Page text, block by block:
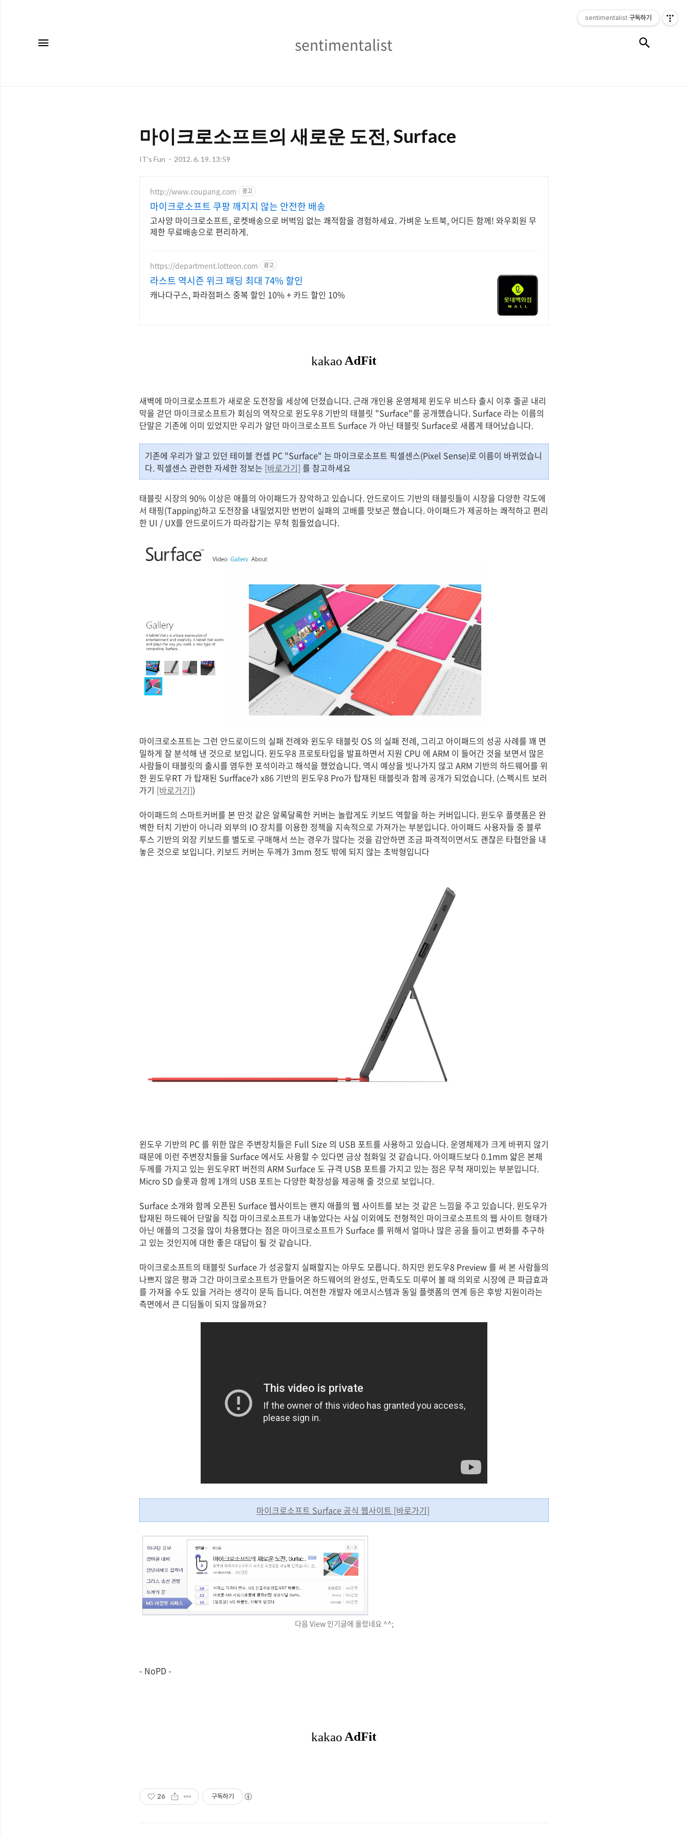
sentimentalist
마이크로소프트의 새로운 도전, Surface
IT's Fun 2012. 6. 19. 13:59
http://www.coupang.com 광고
마이크로소프트 쿠팡 깨지지 않는 안전한 배송
고사양 마이크로소프트, 로켓배송으로 버벅임 없는 쾌적함을 경험하세요. 가벼운 노트북, 어디든 함께! 와우회원 무
제한 무료배송으로 편리하게.
https://department.lotteon.com 광고
라스트 역시즌 위크 패딩 최대 74% 할인
캐나다구스, 파라점퍼스 중복 할인 10% + 카드 할인 10%
새벽에 마이크로소프트가 새로운 도전장을 세상에 던졌습니다. 근래 개인용 운영체제 윈도우 비스타 출시 이후 줄곧 내리
막을 걷던 마이크로소프트가 회심의 역작으로 윈도우8 기반의 태블릿 "Surface"를 공개했습니다. Surface 라는 이름의
단말은 기존에 이미 있었지만 우리가 알던 마이크로소프트 Surface 가 아닌 태블릿 Surface로 새롭게 태어났습니다.
기존에 우리가 알고 있던 테이블 컨셉 PC "Surface" 는 마이크로소프트 픽셀센스(Pixel Sense)로 이름이 바뀌었습니
다. 픽셀센스 관련한 자세한 정보는 [바로가기] 를 참고하세요
태블릿 시장의 90% 이상은 애플의 아이패드가 장악하고 있습니다. 안드로이드 기반의 태블릿들이 시장을 다양한 각도에
서 태핑(Tapping)하고 도전장을 내밀었지만 번번이 실패의 고배를 맛보곤 했습니다. 아이패드가 제공하는 쾌적하고 편리
한 UI / UX를 안드로이드가 따라잡기는 무척 힘들었습니다.
마이크로소프트는 그런 안드로이드의 실패 전례와 윈도우 태블릿 OS 의 실패 전례, 그리고 아이패드의 성공 사례를 꽤 면
밀하게 잘 분석해 낸 것으로 보입니다. 윈도우8 프로토타입을 발표하면서 지원 CPU 에 ARM 이 들어간 것을 보면서 많은
사람들이 태블릿의 출시를 염두한 포석이라고 해석을 했었습니다. 역시 예상을 빗나가지 않고 ARM 기반의 하드웨어를 위
한 윈도우RT 가 탑재된 Surfface가 x86 기반의 윈도우8 Pro가 탑재된 태블릿과 함께 공개가 되었습니다. (스펙시트 보러
가기 [바로가기])
아이패드의 스마트커버를 본 딴것 같은 알록달록한 커버는 놀랍게도 키보드 역할을 하는 커버입니다. 윈도우 플랫폼은 완
벽한 터치 기반이 아니라 외부의 IO 장치를 이용한 정책을 지속적으로 가져가는 부분입니다. 아이패드 사용자들 중 블루
투스 기반의 외장 키보드를 별도로 구매해서 쓰는 경우가 많다는 것을 감안하면 조금 파격적이면서도 괜찮은 타협안을 내
놓은 것으로 보입니다. 키보드 커버는 두께가 3mm 정도 밖에 되지 않는 초박형입니다
윈도우 기반의 PC 를 위한 많은 주변장치들은 Full Size 의 USB 포트를 사용하고 있습니다. 운영체제가 크게 바뀌지 않기
때문에 이런 주변장치들을 Surface 에서도 사용할 수 있다면 금상 첨화일 것 같습니다. 아이패드보다 0.1mm 얇은 본체
두께를 가지고 있는 윈도우RT 버전의 ARM Surface 도 규격 USB 포트를 가지고 있는 점은 무척 재미있는 부분입니다.
Micro SD 슬롯과 함께 1개의 USB 포트는 다양한 확장성을 제공해 줄 것으로 보입니다.
Surface 소개와 함께 오픈된 Surface 웹사이트는 왠지 애플의 웹 사이트를 보는 것 같은 느낌을 주고 있습니다. 윈도우가
탑재된 하드웨어 단말을 직접 마이크로소프트가 내놓았다는 사실 이외에도 전형적인 마이크로소프트의 웹 사이트 형태가
아닌 애플의 그것을 많이 차용했다는 점은 마이크로소프트가 Surface 를 위해서 얼마나 많은 공을 들이고 변화를 추구하
고 있는 것인지에 대한 좋은 대답이 될 것 같습니다.
마이크로소프트의 태블릿 Surface 가 성공할지 실패할지는 아무도 모릅니다. 하지만 윈도우8 Preview 를 써 본 사람들의
나쁘지 않은 평과 그간 마이크로소프트가 만들어온 하드웨어의 완성도, 만족도도 미루어 볼 때 의외로 시장에 큰 파급효과
를 가져올 수도 있을 거라는 생각이 문득 듭니다. 여전한 개발자 에코시스템과 동일 플랫폼의 연계 등은 후방 지원이라는
측면에서 큰 디딤돌이 되지 않을까요?
마이크로소프트 Surface 공식 웹사이트 [바로가기]
다음 View 인기글에 올랐네요 ^^;
- NoPD -
26 구독하기
sentimentalist 구독하기